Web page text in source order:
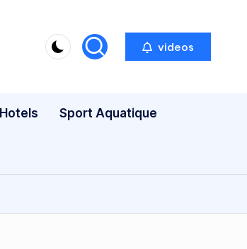
videos
Sport Aquatique